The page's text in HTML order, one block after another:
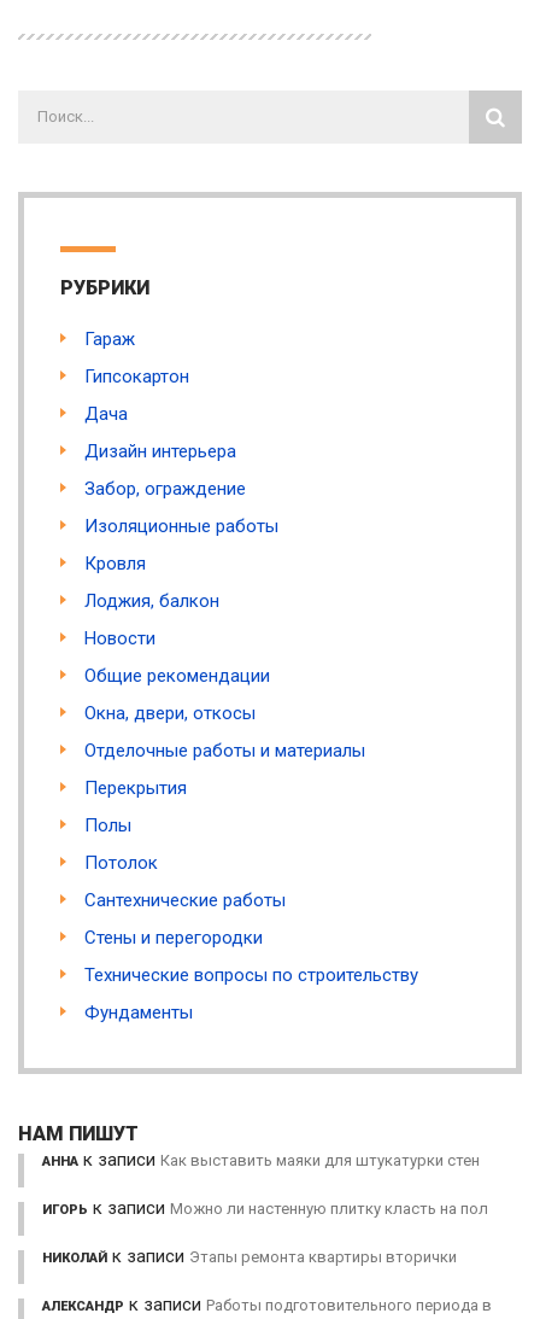
РУБРИКИ
Гараж
Гипсокартон
Дача
Дизайн интерьера
Забор, ограждение
Изоляционные работы
Кровля
Лоджия, балкон
Новости
Общие рекомендации
Окна, двери, откосы
Отделочные работы и материалы
Перекрытия
Полы
Потолок
Сантехнические работы
Стены и перегородки
Технические вопросы по строительству
Фундаменты
НАМ ПИШУТ
АННА к записи Как выставить маяки для штукатурки стен
ИГОРЬ к записи Можно ли настенную плитку класть на пол
НИКОЛАЙ к записи Этапы ремонта квартиры вторички
АЛЕКСАНДР к записи Работы подготовительного периода в